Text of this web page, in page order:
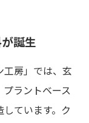
誕生
工房」では、玄
ラントベース
ています。ク